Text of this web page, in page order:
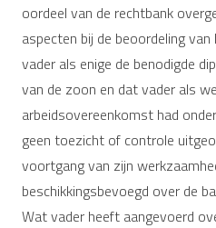
oordeel van de rechtbank
aspecten bij de beoordeling
vader als enige de benodigde
van de zoon en dat vader als
arbeidsovereenkomst had
geen toezicht of controle
voortgang van zijn
beschikkingsbevoegd over de
Wat vader heeft aangevoerd